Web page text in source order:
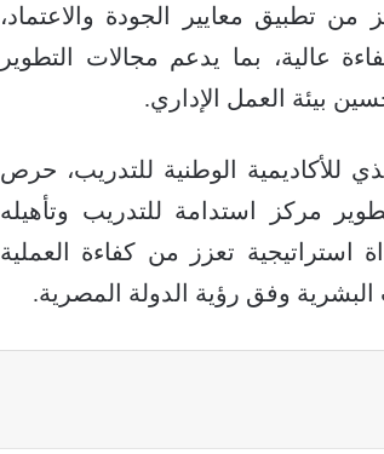
تطبيق معايير الجودة والاعتماد،
عالية، بما يدعم مجالات التطوير
بيئة العمل الإداري.
للأكاديمية الوطنية للتدريب، حرص
مركز استدامة للتدريب وتأهيله
استراتيجية تعزز من كفاءة العملية
البشرية وفق رؤية الدولة المصرية.